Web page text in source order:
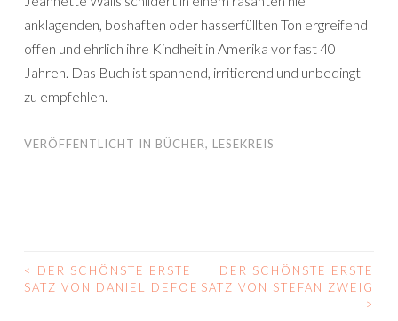
anklagenden, boshaften oder hasserfüllten Ton ergreifend
offen und ehrlich ihre Kindheit in Amerika vor fast 40
Jahren. Das Buch ist spannend, irritierend und unbedingt
zu empfehlen.
VERÖFFENTLICHT IN BÜCHER, LESEKREIS
BEITRAGS-
<
DER SCHÖNSTE ERSTE
SATZ VON DANIEL DEFOE
DER SCHÖNSTE ERSTE
SATZ VON STEFAN ZWEIG
>